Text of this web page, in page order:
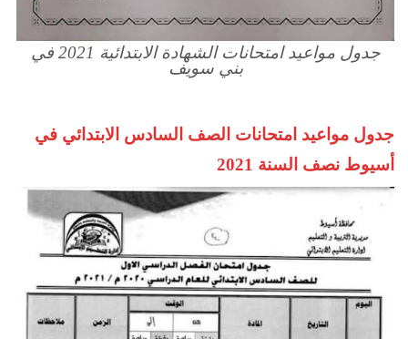
جدول مواعيد امتحانات الشهادة الابتدائية 2021 في
بني سويف
جدول مواعيد امتحانات الصف السادس الابتدائي في
أسيوط نصف السنة 2021